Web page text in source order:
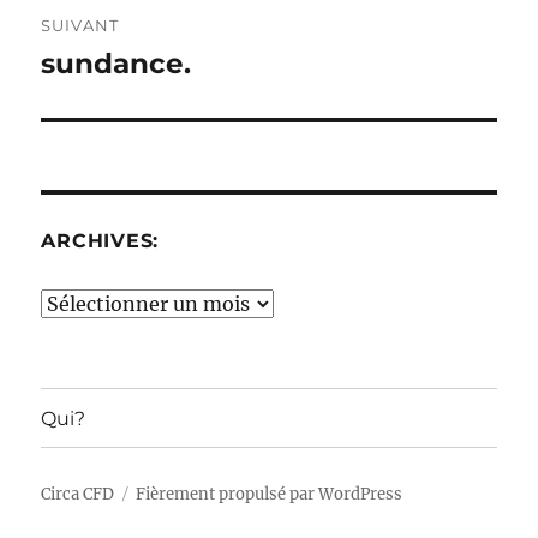
SUIVANT
Publication
sundance.
ARCHIVES:
Archives:
Qui?
Circa CFD Fièrement propulsé par WordPress